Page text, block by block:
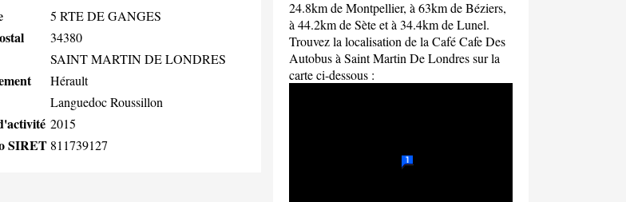
5 RTE DE GANGES
34380
SAINT MARTIN DE LONDRES
Hérault
Languedoc Roussillon
2015
SIRET 811739127
24.8km de Montpellier, à 63km de Béziers,
à 44.2km de Sète et à 34.4km de Lunel.
Trouvez la localisation de la Café Cafe Des
Autobus à Saint Martin De Londres sur la
carte ci-dessous :